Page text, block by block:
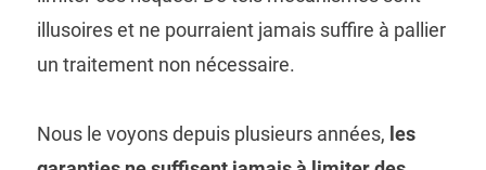
illusoires et ne pourraient jamais suffire à pallier
un traitement non nécessaire.
Nous le voyons depuis plusieurs années, les